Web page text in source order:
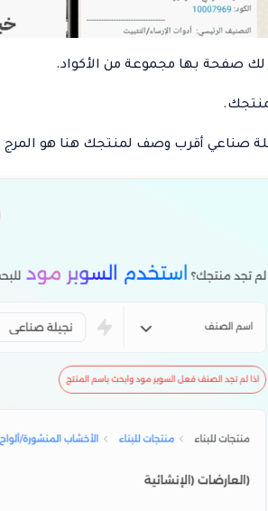
صناعي أقرب وصف لمنتجك هنا هو المرج